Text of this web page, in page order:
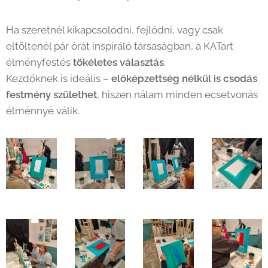
Ha szeretnél kikapcsolódni, fejlődni, vagy csak
eltöltenél pár órát inspiráló társaságban, a KATart
élményfestés tökéletes választás.
Kezdőknek is ideális – előképzettség nélkül is csodás
festmény születhet, hiszen nálam minden ecsetvonás
élménnyé válik.